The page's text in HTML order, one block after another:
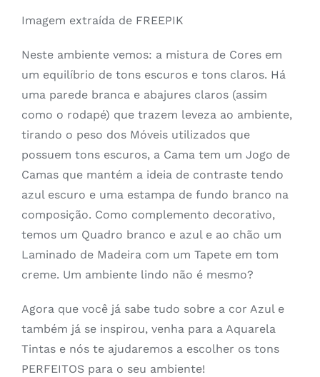
Imagem extraída de FREEPIK
Neste ambiente vemos: a mistura de Cores em
um equilíbrio de tons escuros e tons claros. Há
uma parede branca e abajures claros (assim
como o rodapé) que trazem leveza ao ambiente,
tirando o peso dos Móveis utilizados que
possuem tons escuros, a Cama tem um Jogo de
Camas que mantém a ideia de contraste tendo
azul escuro e uma estampa de fundo branco na
composição. Como complemento decorativo,
temos um Quadro branco e azul e ao chão um
Laminado de Madeira com um Tapete em tom
creme. Um ambiente lindo não é mesmo?
Agora que você já sabe tudo sobre a cor Azul e
também já se inspirou, venha para a Aquarela
Tintas e nós te ajudaremos a escolher os tons
PERFEITOS para o seu ambiente!